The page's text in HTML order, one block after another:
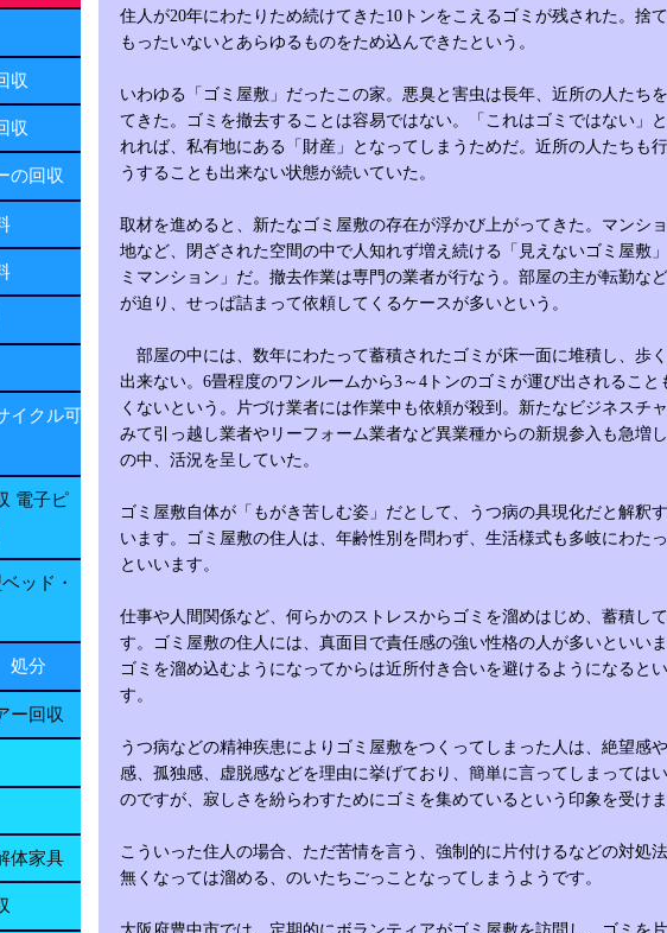
住人が20年にわたりため続けてきた10トンをこえるゴミが残された。捨
もったいないとあらゆるものをため込んできたという。
いわゆる「ゴミ屋敷」だったこの家。悪臭と害虫は長年、近所の人たち
てきた。ゴミを撤去することは容易ではない。「これはゴミではない」
れれば、私有地にある「財産」となってしまうためだ。近所の人たちも
うすることも出来ない状態が続いていた。
取材を進めると、新たなゴミ屋敷の存在が浮かび上がってきた。マンシ
地など、閉ざされた空間の中で人知れず増え続ける「見えないゴミ屋敷
ミマンション」だ。撤去作業は専門の業者が行なう。部屋の主が転勤な
が迫り、せっぱ詰まって依頼してくるケースが多いという。
部屋の中には、数年にわたって蓄積されたゴミが床一面に堆積し、歩
出来ない。6畳程度のワンルームから3～4トンのゴミが運び出されること
くないという。片づけ業者には作業中も依頼が殺到。新たなビジネスチ
みて引っ越し業者やリーフォーム業者など異業種からの新規参入も急増
の中、活況を呈していた。
ゴミ屋敷自体が「もがき苦しむ姿」だとして、うつ病の具現化だと解釈
います。ゴミ屋敷の住人は、年齢性別を問わず、生活様式も多岐にわた
といいます。
仕事や人間関係など、何らかのストレスからゴミを溜めはじめ、蓄積し
す。ゴミ屋敷の住人には、真面目で責任感の強い性格の人が多いといいま
ゴミを溜め込むようになってからは近所付き合いを避けるようになると
す。
うつ病などの精神疾患によりゴミ屋敷をつくってしまった人は、絶望感
感、孤独感、虚脱感などを理由に挙げており、簡単に言ってしまっては
のですが、寂しさを紛らわすためにゴミを集めているという印象を受けま
こういった住人の場合、ただ苦情を言う、強制的に片付けるなどの対処法
無くなっては溜める、のいたちごっことなってしまうようです。
収
収
の回収
イクル可
電子ピ
ッド・
処分
ー回収
体家具